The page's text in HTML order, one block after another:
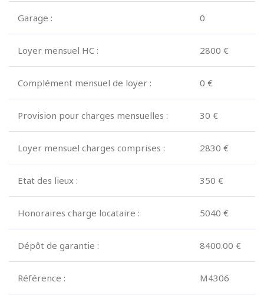
Garage : 0
Loyer mensuel HC : 2800 €
Complément mensuel de loyer : 0 €
Provision pour charges mensuelles : 30 €
Loyer mensuel charges comprises : 2830 €
Etat des lieux : 350 €
Honoraires charge locataire : 5040 €
Dépôt de garantie : 8400.00 €
Référence : M4306